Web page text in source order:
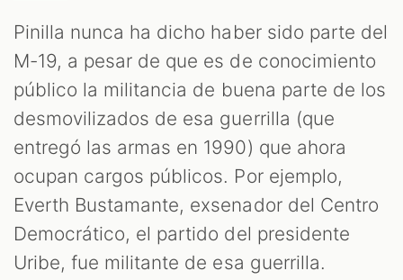
Pinilla nunca ha dicho haber sido parte del
M-19, a pesar de que es de conocimiento
público la militancia de buena parte de los
desmovilizados de esa guerrilla (que
entregó las armas en 1990) que ahora
ocupan cargos públicos. Por ejemplo,
Everth Bustamante, exsenador del Centro
Democrático, el partido del presidente
Uribe, fue militante de esa guerrilla.